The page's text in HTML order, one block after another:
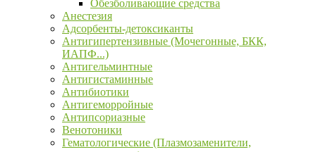
Обезболивающие средства
Анестезия
Адсорбенты-детоксиканты
Антигипертензивные (Мочегонные, БКК,
ИАПФ...)
Антигельминтные
Антигистаминные
Антибиотики
Антигеморройные
Антипсориазные
Венотоники
Гематологические (Плазмозаменители,